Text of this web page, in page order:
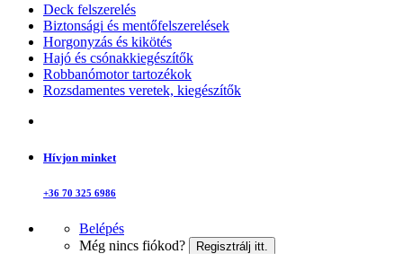
Deck felszerelés
Biztonsági és mentőfelszerelések
Horgonyzás és kikötés
Hajó és csónakkiegészítők
Robbanómotor tartozékok
Rozsdamentes veretek, kiegészítők
Hívjon minket
+36 70 325 6986
Belépés
Még nincs fiókod?
Regisztrálj itt.